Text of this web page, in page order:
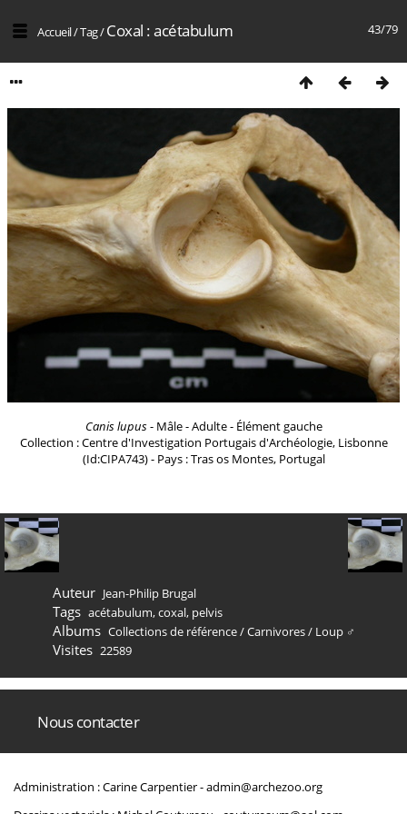
43/79
Accueil/Tag/Coxal : acétabulum
Canis lupus- Mâle - Adulte - Élément gauche
Collection : Centre d'Investigation Portugais d'Archéologie, Lisbonne
(Id:CIPA743) - Pays : Tras os Montes, Portugal
Auteur Jean-Philip Brugal
Tags acétabulum,coxal, pelvis
Albums Collections de référence/Carnivores/ Loup ♂
Visites 22589
Nous contacter
Administration : Carine Carpentier -admin@archezoo.org